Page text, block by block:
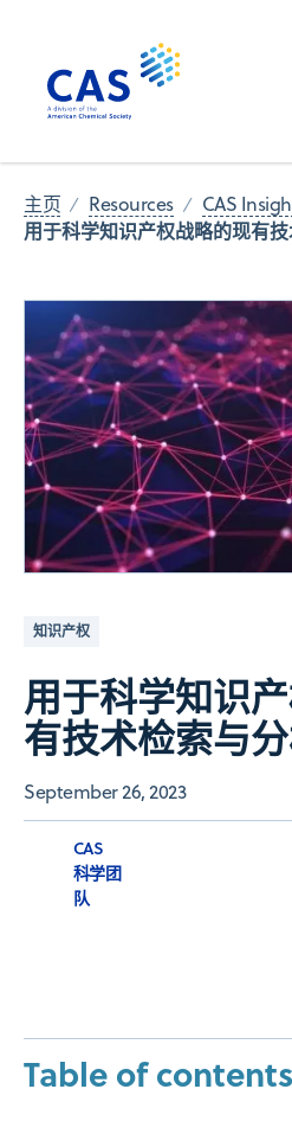
主页 Resources CAS
用于科学知识产权战略的现有
知识产权
用于科学知识
有技术检索与
September 26, 2023
CAS
科学团
队
Table of contents